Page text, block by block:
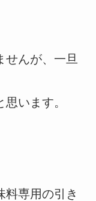
せんが、一旦
います。
料専用の引き